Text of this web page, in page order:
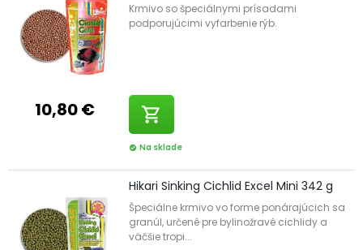
10,80 €
Krmivo so špeciálnymi prísadami
podporujúcimi vyfarbenie rýb.
shopping_cart
check_circle Na sklade
Hikari Sinking Cichlid Excel Mini 342 g
Špeciálne krmivo vo forme ponárajúcich sa
granúl, určené pre bylinožravé cichlidy a
väčšie tropi...